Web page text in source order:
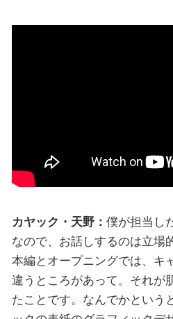
カヤック・天野： 僕が担当し
なので、お話しするのは立場
本編とオープニングでは、キ
違うところがあって。それが
たことです。なんでかという